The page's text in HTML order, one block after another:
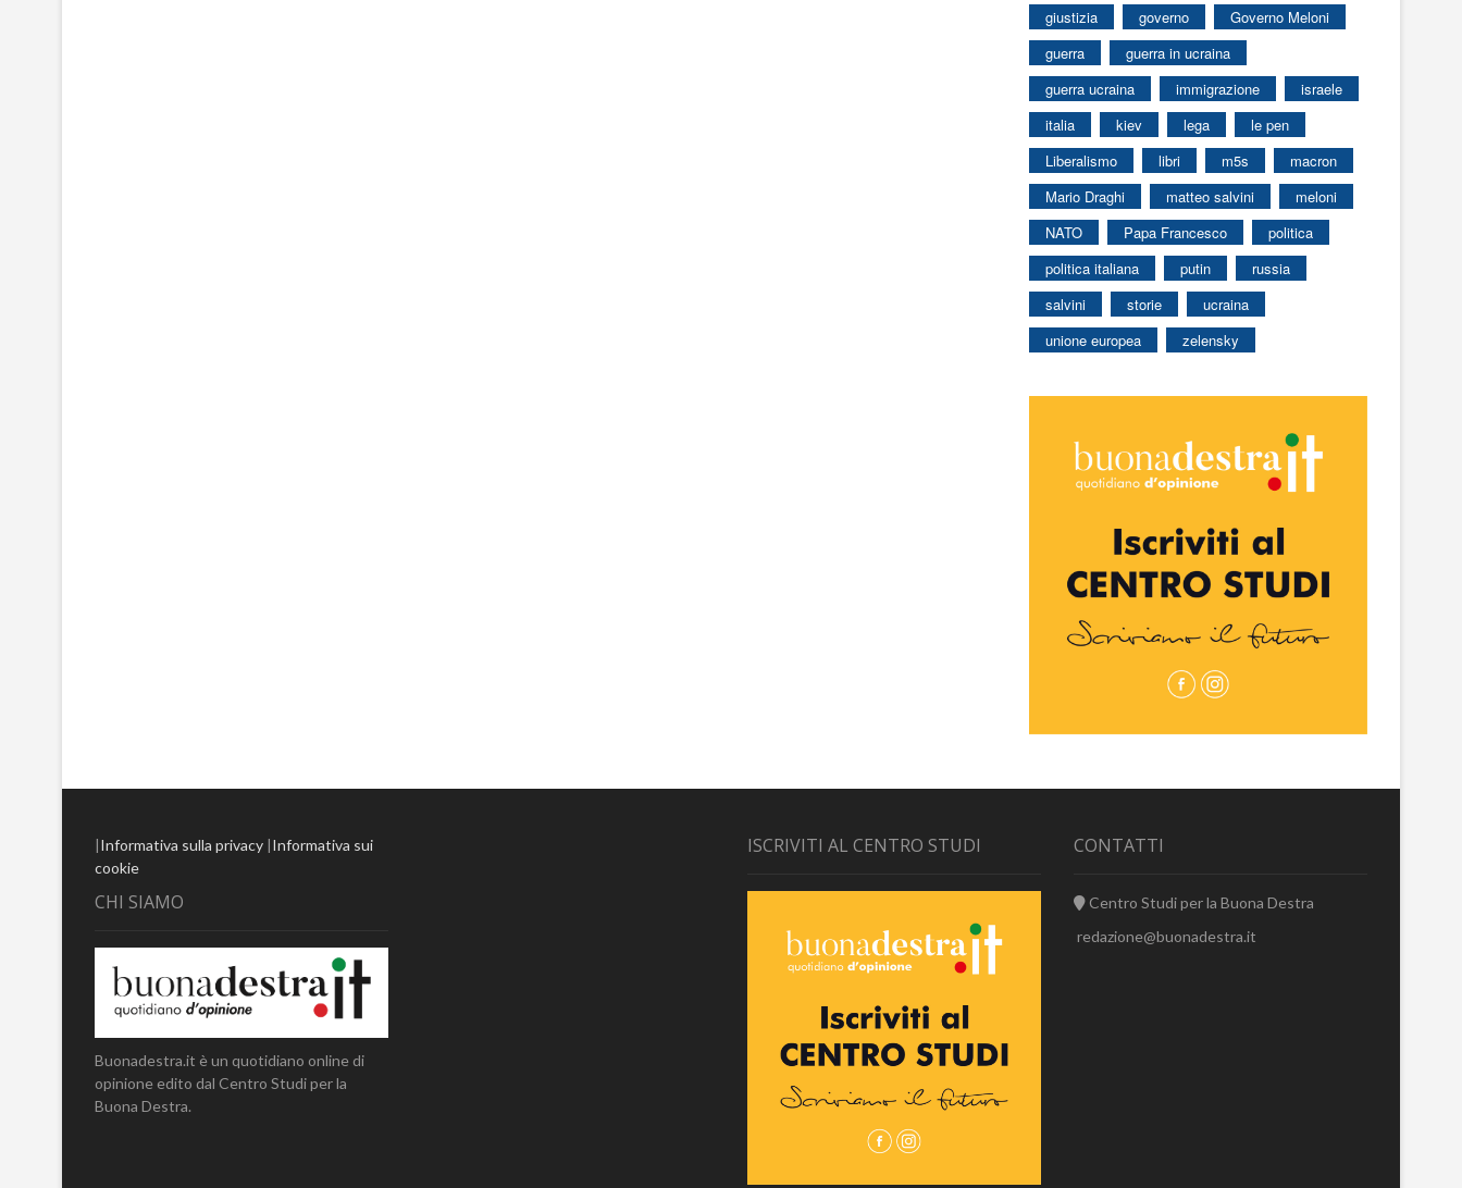
giustizia
governo
Governo Meloni
guerra
guerra in ucraina
guerra ucraina
immigrazione
israele
italia
kiev lega
le pen
Liberalismo
libri m5s
macron
Mario Draghi
matteo salvini
meloni
NATO
Papa Francesco
politica
politica italiana
putin
russia
salvini
storie
ucraina
unione europea
zelensky
|Informativa sulla privacy |Informativa sui
cookie
CHI SIAMO
Buonadestra.it è un quotidiano online di
opinione edito dal Centro Studi per la
Buona Destra.
ISCRIVITI AL CENTRO STUDI CONTATTI
Centro Studi per la Buona Destra
redazione@buonadestra.it